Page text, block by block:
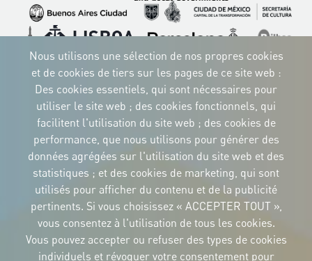
Image
Image
ImageImage Image
Image
ImageImageImage
IDENTITÉ CORPORTATIVE
Téléchargez
les logos et le
manuel
NEWSLETTER
Carrer Avinyó, 15
culture@uclg.org
Nous utilisons une sélection de nos propres cookies
et de cookies de tiers sur les pages de ce site web :
Des cookies essentiels, qui sont nécessaires pour
utiliser le site web ; des cookies fonctionnels, qui
facilitent l'utilisation du site web ; des cookies de
performance, que nous utilisons pour générer des
données agrégées sur l'utilisation du site web et des
statistiques ; et des cookies de marketing, qui sont
utilisés pour afficher du contenu et de la publicité
pertinents. Si vous choisissez « ACCEPTER TOUT »,
vous consentez à l'utilisation de tous les cookies.
Vous pouvez accepter ou refuser des types de cookies
individuels et révoquer votre consentement pour